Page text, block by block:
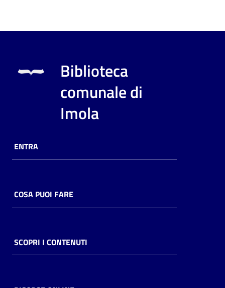
Biblioteca
comunale di
Imola
ENTRA
COSA PUOI FARE
SCOPRI I CONTENUTI